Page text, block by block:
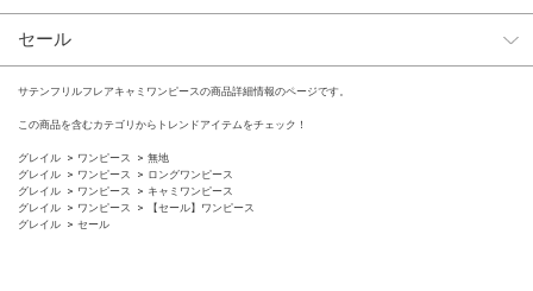
セール
サテンフリルフレアキャミワンピースの商品詳細情報のページです。
この商品を含むカテゴリからトレンドアイテムをチェック！
グレイル ワンピース
無地
グレイル
ワンピース
ロングワンピース
グレイル
ワンピース
キャミワンピース
グレイル
ワンピース
【セール】ワンピース
グレイル
セール